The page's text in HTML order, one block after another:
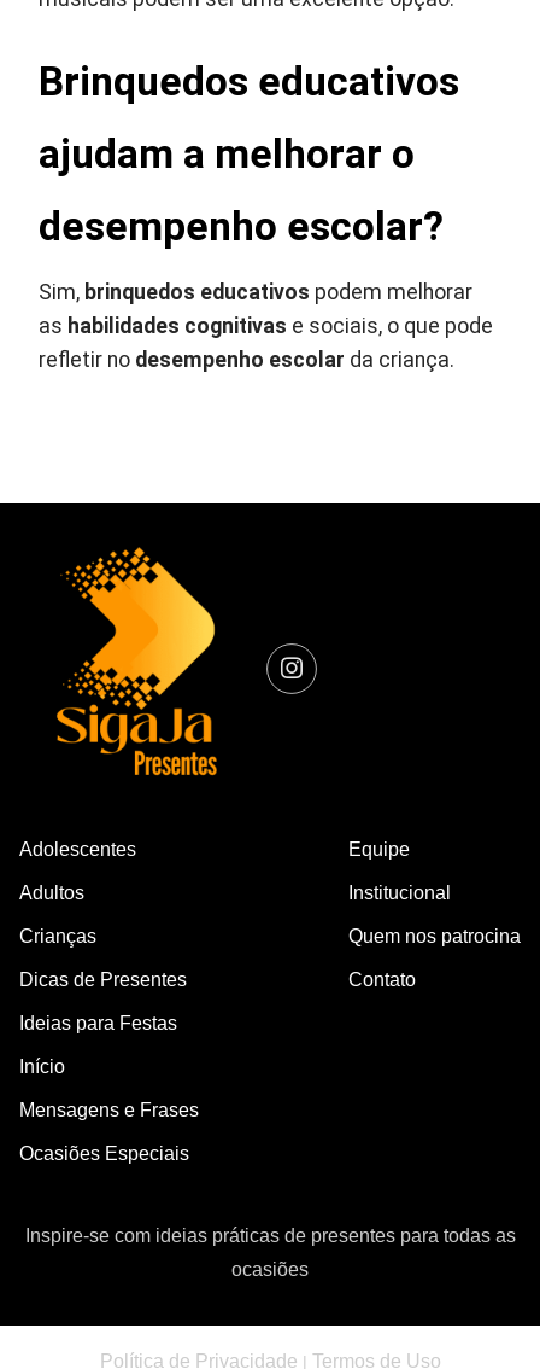
Brinquedos educativos
ajudam a melhorar o
desempenho escolar?
Sim, brinquedos educativos podem melhorar
as habilidades cognitivas e sociais, o que pode
refletir no desempenho escolar da criança.
Adolescentes
Adultos
Crianças
Dicas de Presentes
Ideias para Festas
Início
Mensagens e Frases
Ocasiões Especiais
Equipe
Institucional
Quem nos patrocina
Contato
Inspire-se com ideias práticas de presentes para todas as
ocasiões
Política de Privacidade | Termos de Uso